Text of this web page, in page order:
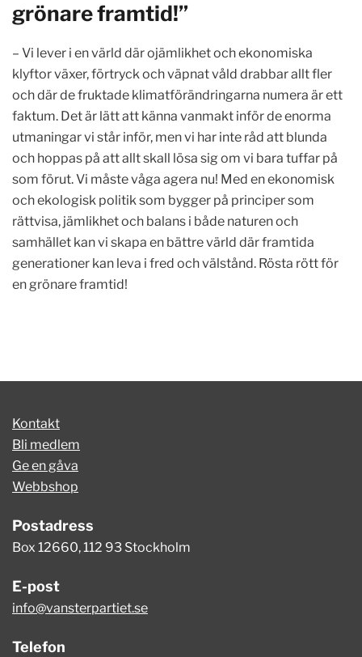
grönare framtid!”
– Vi lever i en värld där ojämlikhet och ekonomiska
klyftor växer, förtryck och väpnat våld drabbar allt fler
och där de fruktade klimatförändringarna numera är ett
faktum. Det är lätt att känna vanmakt inför de enorma
utmaningar vi står inför, men vi har inte råd att blunda
och hoppas på att allt skall lösa sig om vi bara tuffar på
som förut. Vi måste våga agera nu! Med en ekonomisk
och ekologisk politik som bygger på principer som
rättvisa, jämlikhet och balans i både naturen och
samhället kan vi skapa en bättre värld där framtida
generationer kan leva i fred och välstånd. Rösta rött för
en grönare framtid!
Kontakt
Bli medlem
Ge en gåva
Webbshop
Postadress
Box 12660, 112 93 Stockholm
E-post
info@vansterpartiet.se
Telefon